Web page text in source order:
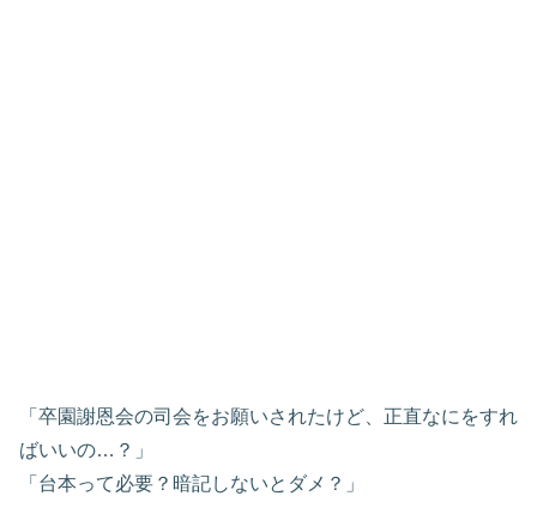
「卒園謝恩会の司会をお願いされたけど、正直なにをすれ
ばいいの…？」
「台本って必要？暗記しないとダメ？」